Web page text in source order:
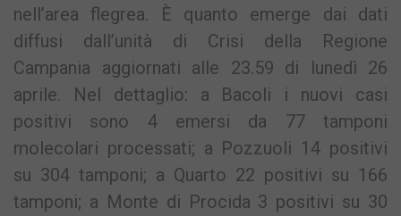
nell’area flegrea. È quanto emerge dai dati
diffusi dall’unità di Crisi della Regione
Campania aggiornati alle 23.59 di lunedì 26
aprile. Nel dettaglio: a Bacoli i nuovi casi
positivi sono 4 emersi da 77 tamponi
molecolari processati; a Pozzuoli 14 positivi
su 304 tamponi; a Quarto 22 positivi su 166
tamponi; a Monte di Procida 3 positivi su 30